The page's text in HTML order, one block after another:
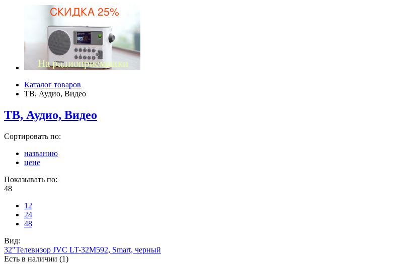
Каталог товаров
ТВ, Аудио, Видео
ТВ, Аудио, Видео
Сортировать по:
названию
цене
Показывать по:
48
12
24
48
Вид:
32"Телевизор JVC LT-32M592, Smart, черный
Есть в наличии (1)